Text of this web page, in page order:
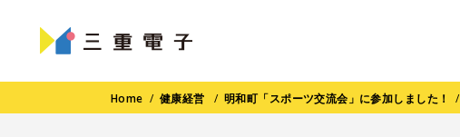
Home / 健康経営 /明和町「スポーツ交流会」に参加しました！ /